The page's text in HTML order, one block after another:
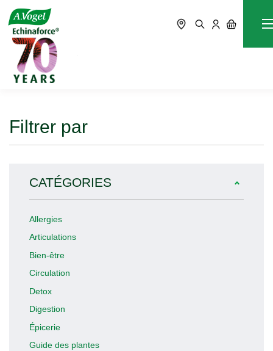
Accueil
Filtrer par
CATÉGORIES
Allergies
Articulations
Bien-être
Circulation
Detox
Digestion
Épicerie
Guide des plantes